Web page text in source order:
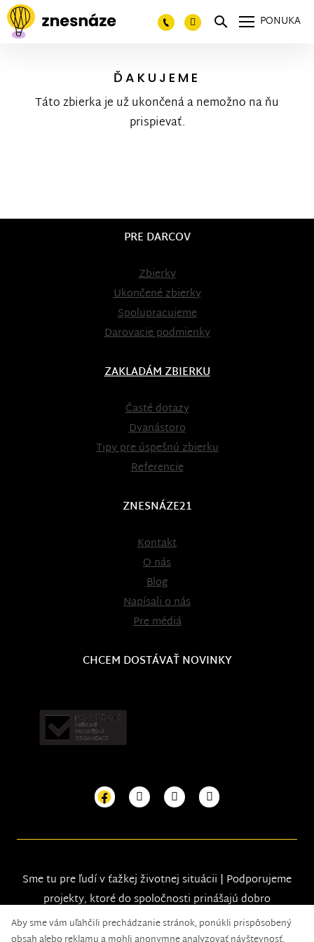
PONUKA
ĎAKUJEME
Táto zbierka je už ukončená a nemožno na ňu
prispievať.
PRE DARCOV
Zbierky
Ukončené zbierky
Spolupracujeme
Darovacie podmienky
ZAKLADÁM ZBIERKU
Časté dotazy
Dvanástoro
Tipy pre úspešnú zbierku
Referencie
ZNESNÁZE21
Kontakt
O nás
Blog
Napísali o nás
Pre médiá
CHCEM DOSTÁVAŤ NOVINKY
Sme tu pre ľudí v ťažkej životnej situácii | Podporujeme
projekty, ktoré do spoločnosti prinášajú dobro
Aby sme vám uľahčili prechádzanie stránok, ponúkli prispôsobený